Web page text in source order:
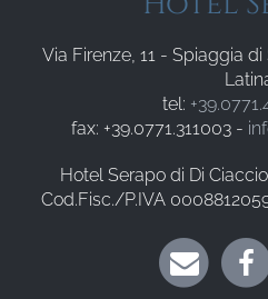
Via Firenze, 11 - Spiaggia
tel:
fax: +39.0771.311003 -
Hotel Serapo di Di
Cod.Fisc./P.IVA